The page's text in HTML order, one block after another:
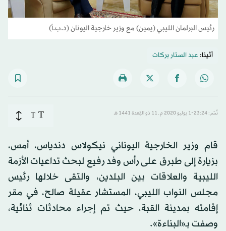
رئيس البرلمان الليبي (يمين) مع وزير خارجية اليونان (د.ب.أ)
أثينا: عبد الستار بركات
نُشر: 23:24-1 يوليو 2020 م ـ 11 ذو القِعدة 1441 هـ T
T
قام وزير الخارجية اليوناني نيكولاس دندياس، أمس،
بزيارة إلى طبرق على رأس وفد رفيع لبحث تداعيات الأزمة
الليبية والعلاقات بين البلدين، والتقى خلالها رئيس
مجلس النواب الليبي، المستشار عقيلة صالح، في مقر
إقامته بمدينة القبة، حيث تم إجراء محادثات ثنائية،
وصفت بـ«البناءة».